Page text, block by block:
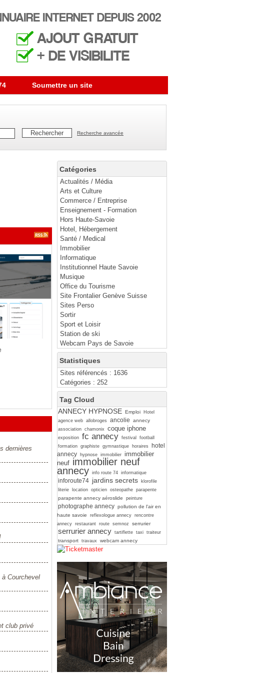
Soumettre un site
Recherche avancée
Catégories
Actualités / Média
Arts et Culture
Commerce / Entreprise
Enseignement - Formation
Hors Haute-Savoie
Hotel, Hébergement
Santé / Medical
Immobilier
Informatique
Institutionnel Haute Savoie
Musique
Office du Tourisme
Site Frontalier Genève Suisse
Sites Perso
Sortir
Sport et Loisir
Station de ski
Webcam Pays de Savoie
Statistiques
Sites référencés : 1636
Catégories : 252
Tag Cloud
ANNECY HYPNOSE Emploi
Hotel
agence web allobroges ancolie annecy
association chamonix coque iphone
exposition fc annecy festival
football
formation graphiste gymnastique horaires
hotel
annecy
hypnose immobilier immobilier
neuf immobilier neuf
annecy info route 74 informatique
inforoute74 jardins secrets
klorofile
literie
location opticien osteopathe parapente
parapente annecy aéroslide peinture
photographe annecy pollution de l'air en
haute savoie
reflexologue annecy rencontre
annecy restaurant route semnoz serrurier
serrurier annecy tartiflette taxi traiteur
transport travaux webcam annecy
dernières
Courchevel
club privé